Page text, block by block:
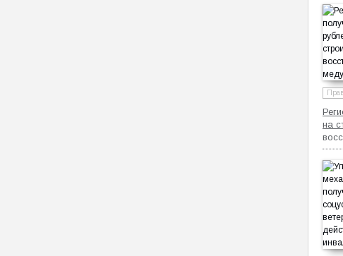
на